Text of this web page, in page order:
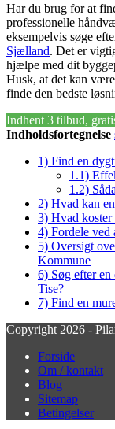
Har du brug for at
professionelle
eksempelvis søge
Sjælland. Det er
hjælpe med dit
Husk, at det kan
finde den bedste
Indhent 3 tilbud,
Indholdsfortegnelse
1) Find en
1.1)
1.2)
2) Hvad kan
3) Hvad koster
4) Fordele
5) Oversigt
Kommune
6) Søg efter
Tise?
7) Find en
Copyright 2026 -
Forside
Om / kontakt
Blog
Sitemap
Betingelser